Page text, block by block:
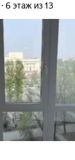
6 этаж из 13